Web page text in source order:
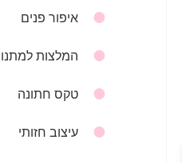
איפור פנים
המלצות
טקס חתונה
עיצוב חזותי